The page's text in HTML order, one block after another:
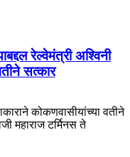
रेल्वेमंत्री अश्विनी
सत्कार
कोकणवासीयांच्या वतीने
महाराज टर्मिनस ते